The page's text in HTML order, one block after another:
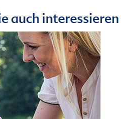
auch interessieren